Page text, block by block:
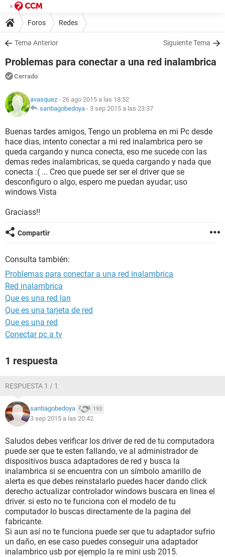
Foros Redes
Tema Anterior Siguiente Tema
Problemas para conectar a una red inalambrica
Cerrado
avasquez - 26 ago 2015 a las 18:52
santiagobedoya - 3 sep 2015 a las 23:37
Buenas tardes amigos, Tengo un problema en mi Pc desde
hace dias, intento conectar a mi red inalambrica pero se
queda cargando y nunca conecta, eso me sucede con las
demas redes inalambricas, se queda cargando y nada que
conecta :( ... Creo que puede ser ser el driver que se
desconfiguro o algo, espero me puedan ayudar; uso
windows Vista
Graciass!!
Compartir
Consulta también:
Problemas para conectar a una red inalambrica
Red inalambrica
Que es una red lan
Que es una tarjeta de red
Que es una red
Conectar pc a tv
1 respuesta
RESPUESTA 1 / 1
santiagobedoya 193
3 sep 2015 a las 20:42
Saludos debes verificar los driver de red de tu computadora
puede ser que te esten fallando, ve al administrador de
dispositivos busca adaptadores de red y busca la
inalambrica si se encuentra con un símbolo amarillo de
alerta es que debes reinstalarlo puedes hacer dando click
derecho actualizar controlador windows buscara en linea el
driver. si esto no te funciona con el modelo de tu
computador lo buscas directamente de la pagina del
fabricante.
Si aun así no te funciona puede ser que tu adaptador sufrio
un daño, en ese caso puedes conseguir una adaptador
inalambrico usb por ejemplo la re mini usb 2015.